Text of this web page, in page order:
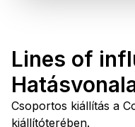
Lines of
Csoportos kiállítás a
kiállítóterében.